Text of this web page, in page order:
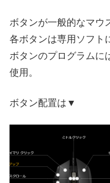
ボタンが一般的なマウ
各ボタンは専用ソフト
ボタンのプログラムに
使用。
ボタン配置は▼